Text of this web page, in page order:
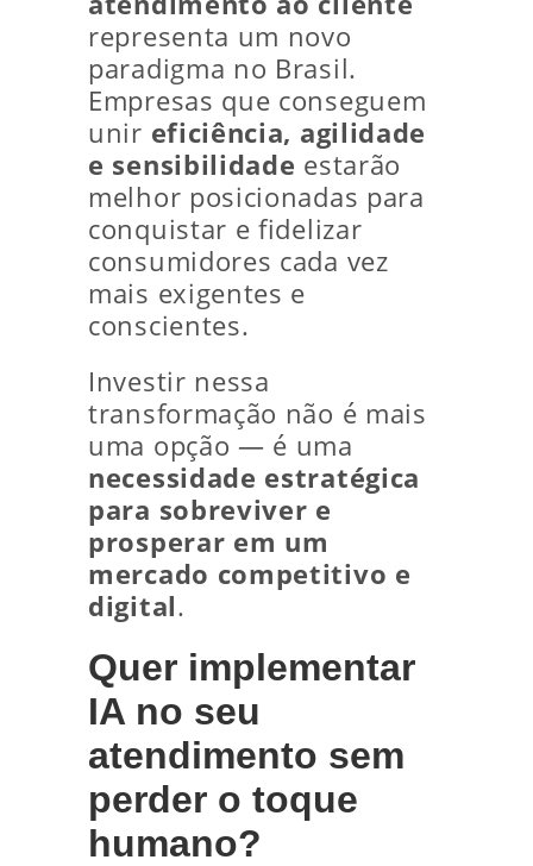
representa um novo
paradigma no Brasil.
Empresas que conseguem
unir eficiência, agilidade
e sensibilidade estarão
melhor posicionadas para
conquistar e fidelizar
consumidores cada vez
mais exigentes e
conscientes.
Investir nessa
transformação não é mais
uma opção — é uma
necessidade estratégica
para sobreviver e
prosperar em um
mercado competitivo e
digital.
Quer implementar
IA no seu
atendimento sem
perder o toque
humano?